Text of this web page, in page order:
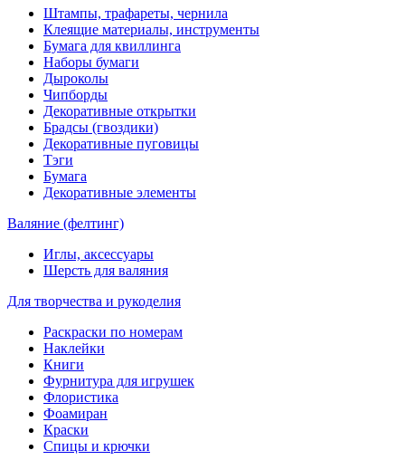
Штампы, трафареты, чернила
Клеящие материалы, инструменты
Бумага для квиллинга
Наборы бумаги
Дыроколы
Чипборды
Декоративные открытки
Брадсы (гвоздики)
Декоративные пуговицы
Тэги
Бумага
Декоративные элементы
Валяние (фелтинг)
Иглы, аксессуары
Шерсть для валяния
Для творчества и рукоделия
Раскраски по номерам
Наклейки
Книги
Фурнитура для игрушек
Флористика
Фоамиран
Краски
Спицы и крючки